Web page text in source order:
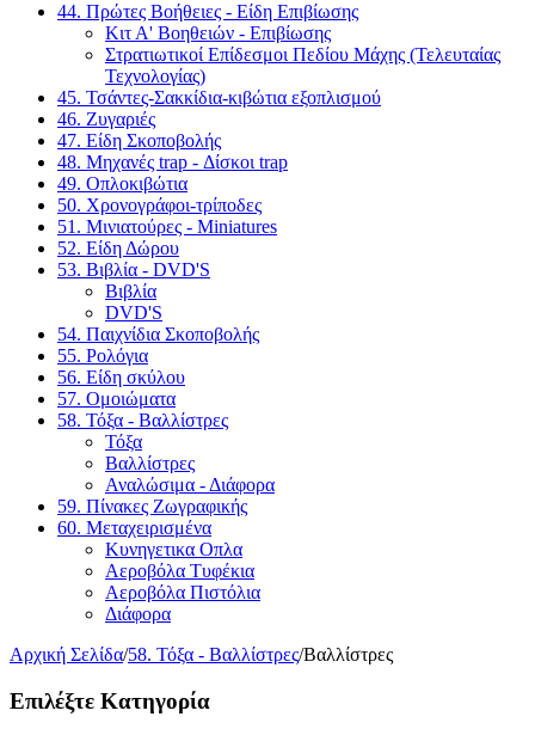
44. Πρώτες Βοήθειες - Είδη Επιβίωσης
Κιτ Α' Βοηθειών - Επιβίωσης
Στρατιωτικοί Επίδεσμοι Πεδίου Μάχης (Τελευταίας
Τεχνολογίας)
45. Τσάντες-Σακκίδια-κιβώτια εξοπλισμού
46. Ζυγαριές
47. Είδη Σκοποβολής
48. Μηχανές trap - Δίσκοι trap
49. Οπλοκιβώτια
50. Χρονογράφοι-τρίποδες
51. Μινιατούρες - Miniatures
52. Είδη Δώρου
53. Βιβλία - DVD'S
Βιβλία
DVD'S
54. Παιχνίδια Σκοποβολής
55. Ρολόγια
56. Είδη σκύλου
57. Ομοιώματα
58. Τόξα - Βαλλίστρες
Τόξα
Βαλλίστρες
Αναλώσιμα - Διάφορα
59. Πίνακες Ζωγραφικής
60. Μεταχειρισμένα
Κυνηγετικα Οπλα
Αεροβόλα Τυφέκια
Αεροβόλα Πιστόλια
Διάφορα
Αρχική Σελίδα/58. Τόξα - Βαλλίστρες/Βαλλίστρες
Επιλέξτε Κατηγορία